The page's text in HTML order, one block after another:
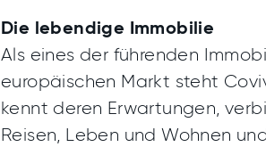
Die lebendige Immobilie
Als eines der führenden
europäischen Markt steht
kennt deren Erwartungen,
Reisen, Leben und Wohnen